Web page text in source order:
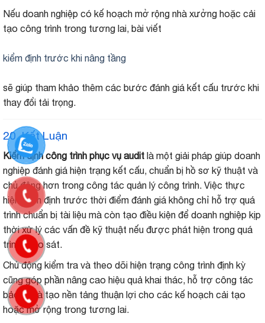
Nếu doanh nghiệp có kế hoạch mở rộng nhà xưởng hoặc cải
tạo công trình trong tương lai, bài viết
kiểm định trước khi nâng tầng
sẽ giúp tham khảo thêm các bước đánh giá kết cấu trước khi
thay đổi tải trọng.
20. Kết Luận
Kiểm định công trình phục vụ audit là một giải pháp giúp doanh
nghiệp đánh giá hiện trạng kết cấu, chuẩn bị hồ sơ kỹ thuật và
chủ động hơn trong công tác quản lý công trình. Việc thực
hiện kiểm định trước thời điểm đánh giá không chỉ hỗ trợ quá
trình chuẩn bị tài liệu mà còn tạo điều kiện để doanh nghiệp kịp
thời xử lý các vấn đề kỹ thuật nếu được phát hiện trong quá
trình khảo sát.
Chủ động kiểm tra và theo dõi hiện trạng công trình định kỳ
cũng góp phần nâng cao hiệu quả khai thác, hỗ trợ công tác
bảo trì và tạo nền tảng thuận lợi cho các kế hoạch cải tạo
hoặc mở rộng trong tương lai.